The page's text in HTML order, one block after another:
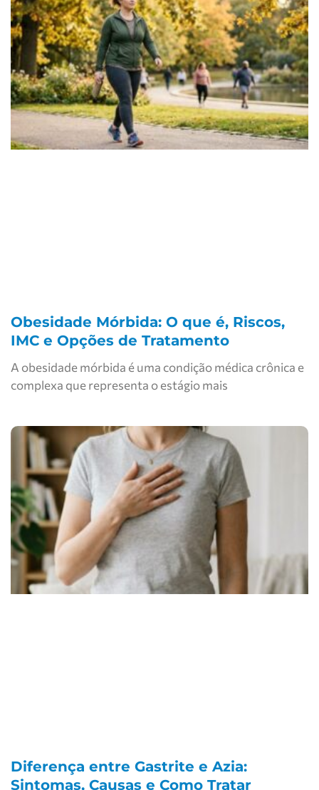
Obesidade Mórbida: O que é, Riscos,
IMC e Opções de Tratamento
A obesidade mórbida é uma condição médica crônica e
complexa que representa o estágio mais
Diferença entre Gastrite e Azia:
Sintomas, Causas e Como Tratar